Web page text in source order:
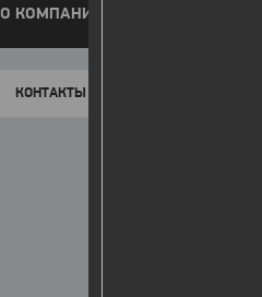
О КОМПАНИИ
КОНТАКТЫ